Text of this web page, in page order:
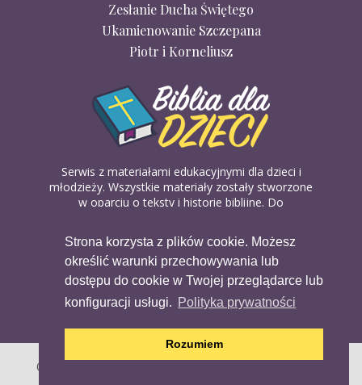
Strona korzysta z plików cookie. Możesz
określić warunki przechowywania lub
dostępu do cookie w Twojej przeglądarce lub
konfiguracji usługi. Polityka prywatności
Rozumiem
Zesłanie Ducha Świętego
Ukamienowanie Szczepana
Piotr i Korneliusz
Serwis z materiałami edukacyjnymi dla dzieci i
młodzieży. Wszystkie materiały zostały stworzone
w oparciu o teksty i historie biblijne. Do
biblijnych. Można je pobierać, drukować i
udostępniać bez żadnych opłat. Materiałów
dostępnych na serwisie nie można wykorzystywać
w celach komercyjnych.
Copyright (c) 2020 Copyright Holder All Rights Reserved.